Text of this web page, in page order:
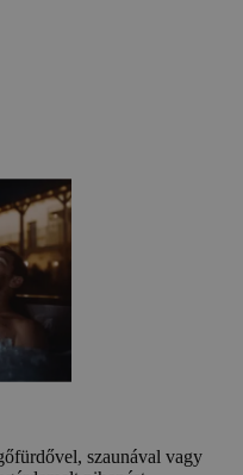
szaunával vagy